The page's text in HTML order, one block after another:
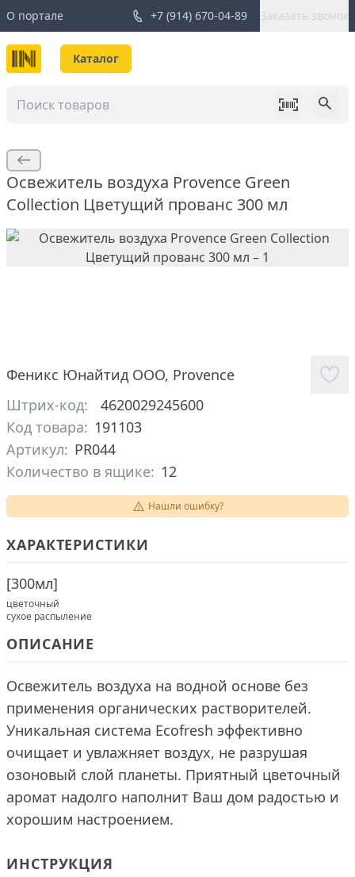
О портале +7 (914) 670-04-89 Заказать звонок
Каталог
Освежитель воздуха Provence Green
Collection Цветущий прованс 300 мл
Феникс Юнайтид ООО, Provence
Штрих-код:
4620029245600
Код товара: 191103
Артикул: PR044
Количество в ящике: 12
Нашли ошибку?
ХАРАКТЕРИСТИКИ
[300мл]
цветочный
сухое распыление
ОПИСАНИЕ
Освежитель воздуха на водной основе без
применения органических растворителей.
Уникальная система Ecofresh эффективно
очищает и увлажняет воздух, не разрушая
озоновый слой планеты. Приятный цветочный
аромат надолго наполнит Ваш дом радостью и
хорошим настроением.
ИНСТРУКЦИЯ